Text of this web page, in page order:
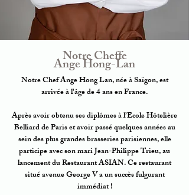
Notre Cheffe
Ange Hong-Lan
Notre Chef Ange Hong Lan, née à Saïgon, est
arrivée à l'âge de 4 ans en France.
Après avoir obtenu ses diplômes à l’Ecole Hôtelière
Belliard de Paris et avoir passé quelques années au
sein des plus grandes brasseries parisiennes, elle
participe avec son mari Jean-Philippe Trieu, au
lancement du Restaurant ASIAN. Ce restaurant
situé avenue George V a un succès fulgurant
immédiat !